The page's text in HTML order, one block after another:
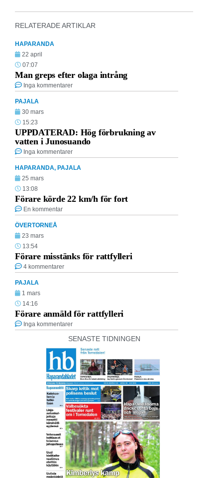
RELATERADE ARTIKLAR
HAPARANDA
22 april
07:07
Man greps efter olaga intrång
Inga kommentarer
PAJALA
30 mars
15:23
UPPDATERAD: Hög förbrukning av
vatten i Junosuando
Inga kommentarer
HAPARANDA, PAJALA
25 mars
13:08
Förare körde 22 km/h för fort
En kommentar
ÖVERTORNEÅ
23 mars
13:54
Förare misstänks för rattfylleri
4 kommentarer
PAJALA
1 mars
14:16
Förare anmäld för rattfylleri
Inga kommentarer
SENASTE TIDNINGEN